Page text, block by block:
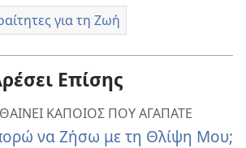
για τη Ζωή
Επίσης
ΚΑΠΟΙΟΣ ΠΟΥ ΑΓΑΠΑΤΕ
να Ζήσω με τη Θλίψη Μου;